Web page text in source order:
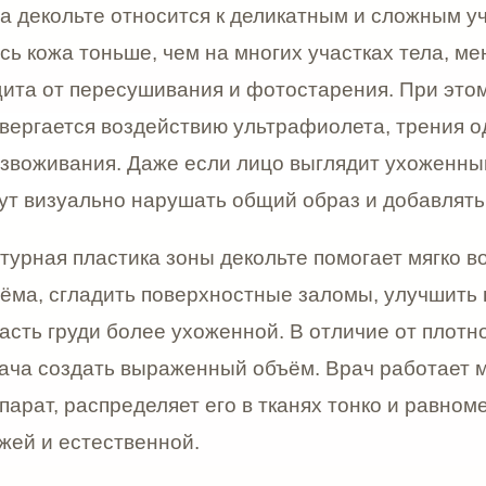
воздействию ультрафиолета, трения одежды,
пластика зоны декольте помогает мягко восполнить
поверхностные заломы, улучшить визуальную
более ухоженной. В отличие от плотного
распределяет его в тканях тонко и равномерно,
процедура начинается с консультации врача-
выраженность заломов, качество кожи,
сосудистых изменений, фотоповреждения,
Также врач уточняет образ жизни пациента: